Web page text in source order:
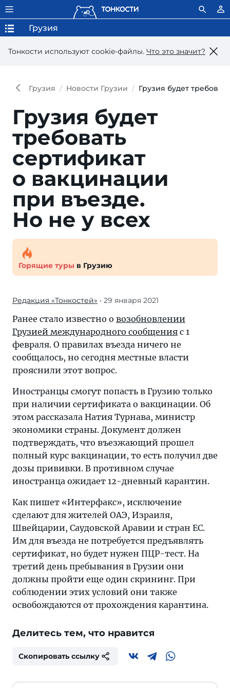
Тонкости используют сookie-файлы. Что это значит?
Грузия
Грузия Новости Грузии Грузия будет
Грузия будет
требовать
сертификат
о вакцинации
при въезде.
Но не у всех
Горящие туры в Грузию
Редакция «Тонкостей» • 29 января 2021
Ранее стало известно о возобновлении
Грузией международного сообщения с 1
февраля. О правилах въезда ничего не
сообщалось, но сегодня местные власти
прояснили этот вопрос.
Иностранцы смогут попасть в Грузию только
при наличии сертификата о вакцинации. Об
этом рассказала Натия Турнава, министр
экономики страны. Документ должен
подтверждать, что въезжающий прошел
полный курс вакцинации, то есть получил две
дозы прививки. В противном случае
иностранца ожидает 12-дневный карантин.
Как пишет «Интерфакс», исключение
сделают для жителей ОАЭ, Израиля,
Швейцарии, Саудовской Аравии и стран ЕС.
Им для въезда не потребуется предъявлять
сертификат, но будет нужен ПЦР-тест. На
третий день пребывания в Грузии они
должны пройти еще один скрининг. При
соблюдении этих условий они также
освобождаются от прохождения карантина.
Делитесь тем, что нравится
Скопировать ссылку